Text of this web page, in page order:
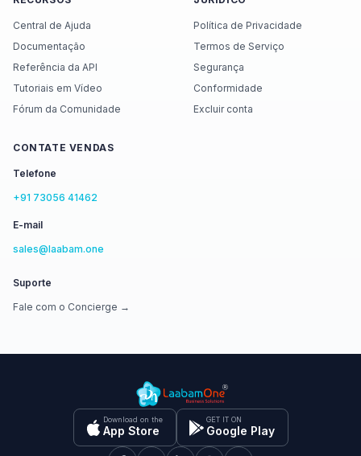
Central de Ajuda
Documentação
Referência da API
Tutoriais em Vídeo
Fórum da Comunidade
Política de Privacidade
Termos de Serviço
Segurança
Conformidade
Excluir conta
CONTATE VENDAS
Telefone
+91 73056 41462
E-mail
sales@laabam.one
Suporte
Fale com o Concierge →
Download on the
App Store
GET IT ON
Google Play